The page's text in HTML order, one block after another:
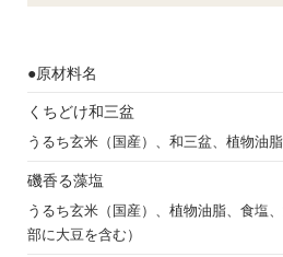
●原材料名
くちどけ和三盆
うるち玄米（国産）、和三盆、植物油
磯香る藻塩
うるち玄米（国産）、植物油脂、食塩
部に大豆を含む）